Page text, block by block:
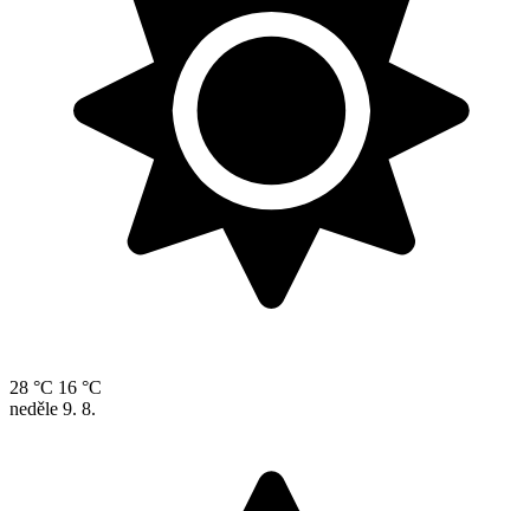
28 °C 16 °C
neděle 9. 8.